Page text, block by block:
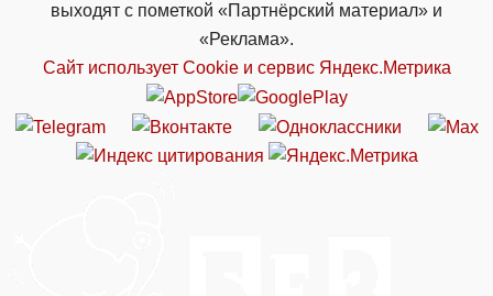
выходят с пометкой «Партнёрский материал» и
«Реклама».
Сайт использует Cookie и сервиc Яндекс.Метрика